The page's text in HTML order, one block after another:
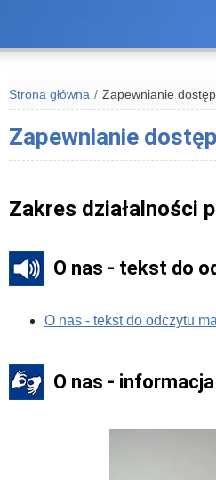
Strona główna Zapewnianie
Zapewnianie
Zakres działalności
O nas - tekst do
O nas - tekst do odczytu
O nas -